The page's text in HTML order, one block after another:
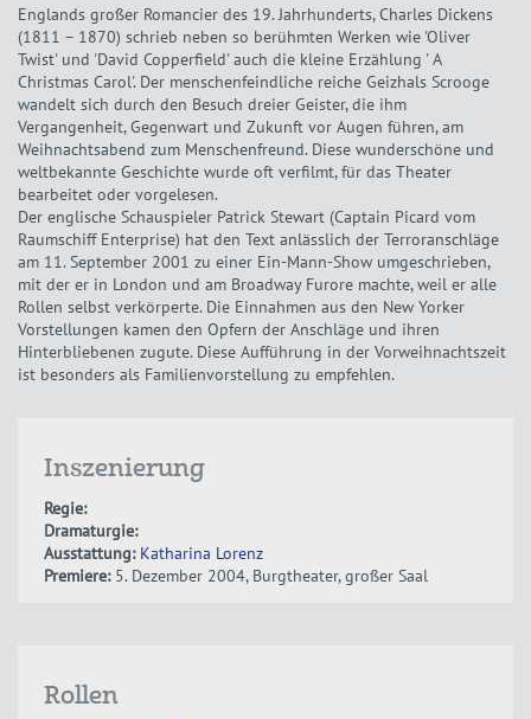
Englands großer Romancier des 19. Jahrhunderts, Charles Dickens
(1811 – 1870) schrieb neben so berühmten Werken wie 'Oliver
Twist' und 'David Copperfield' auch die kleine Erzählung ' A
Christmas Carol'. Der menschenfeindliche reiche Geizhals Scrooge
wandelt sich durch den Besuch dreier Geister, die ihm
Vergangenheit, Gegenwart und Zukunft vor Augen führen, am
Weihnachtsabend zum Menschenfreund. Diese wunderschöne und
weltbekannte Geschichte wurde oft verfilmt, für das Theater
bearbeitet oder vorgelesen.
Der englische Schauspieler Patrick Stewart (Captain Picard vom
Raumschiff Enterprise) hat den Text anlässlich der Terroranschläge
am 11. September 2001 zu einer Ein-Mann-Show umgeschrieben,
mit der er in London und am Broadway Furore machte, weil er alle
Rollen selbst verkörperte. Die Einnahmen aus den New Yorker
Vorstellungen kamen den Opfern der Anschläge und ihren
Hinterbliebenen zugute. Diese Aufführung in der Vorweihnachtszeit
ist besonders als Familienvorstellung zu empfehlen.
Inszenierung
Regie:
Dramaturgie:
Ausstattung: Katharina Lorenz
Premiere:5. Dezember 2004, Burgtheater, großer Saal
Rollen